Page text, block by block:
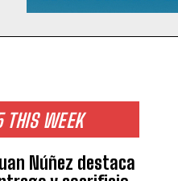
THIS WEEK
Núñez destaca